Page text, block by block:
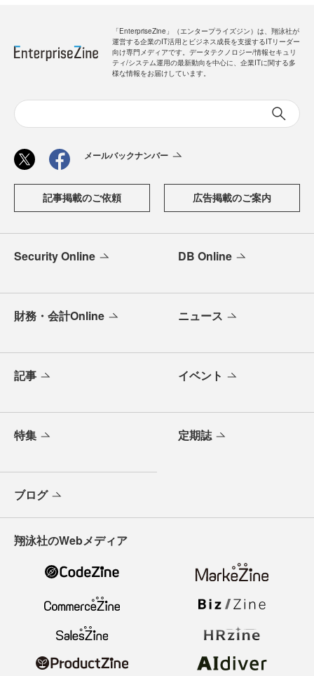
「EnterpriseZine」（エンタープライズジン）は、翔泳社が
運営する企業のIT活用とビジネス成長を支援するITリーダー
向け専門メディアです。データテクノロジー/情報セキュリ
ティ/システム運用の最新動向を中心に、企業ITに関する多
様な情報をお届けしています。
メールバックナンバー
記事掲載のご依頼 広告掲載のご案内
Security Online DB Online
財務・会計Online ニュース
記事 イベント
特集 定期誌
ブログ
翔泳社のWebメディア